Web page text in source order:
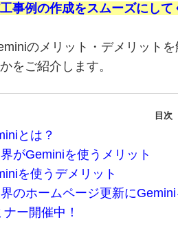
事例の作成をスムーズにして
のメリット・デメリット
をご紹介します。
目次
とは？
がGeminiを使うメリット
を使うデメリット
のホームページ更新に
ー開催中！